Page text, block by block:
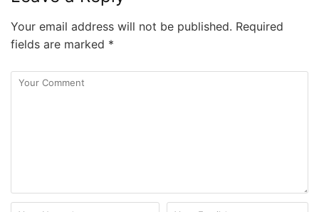
Your email address will not be published. Required
fields are marked *